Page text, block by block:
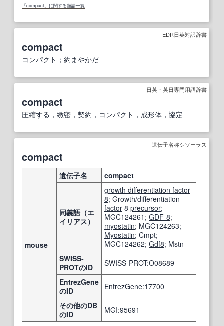
「compact」に関する類語一覧
EDR日英対訳辞書
compact
コンパクト ； 約まやかだ
日英・英日専門用語辞書
compact
圧縮する ， 緻密 ， 契約 ， コンパクト ， 成形体 ， 協定
遺伝子名称シソーラス
compact
mouse
遺伝子名 compact
同義語（エ
イリアス）
growth differentiation factor
8; Growth/differentiation
factor 8 precursor;
MGC124261; GDF-8;
myostatin; MGC124263;
Myostatin; Cmpt;
MGC124262; Gdf8; Mstn
SWISS-
PROTのID
SWISS-PROT:O08689
EntrezGene
のID
EntrezGene:17700
その他のDB
のID
MGI:95691